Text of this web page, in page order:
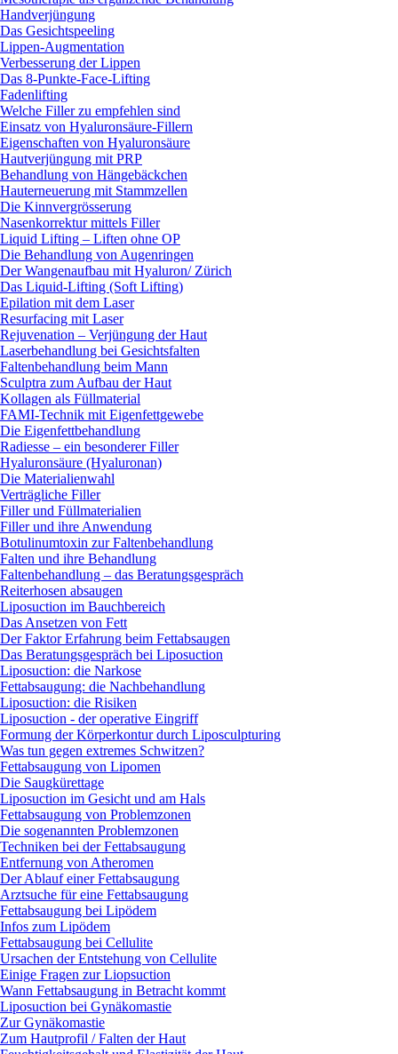
Handverjüngung
Das Gesichtspeeling
Lippen-Augmentation
Verbesserung der Lippen
Das 8-Punkte-Face-Lifting
Fadenlifting
Welche Filler zu empfehlen sind
Einsatz von Hyaluronsäure-Fillern
Eigenschaften von Hyaluronsäure
Hautverjüngung mit PRP
Behandlung von Hängebäckchen
Hauterneuerung mit Stammzellen
Die Kinnvergrösserung
Nasenkorrektur mittels Filler
Liquid Lifting – Liften ohne OP
Die Behandlung von Augenringen
Der Wangenaufbau mit Hyaluron/ Zürich
Das Liquid-Lifting (Soft Lifting)
Epilation mit dem Laser
Resurfacing mit Laser
Rejuvenation – Verjüngung der Haut
Laserbehandlung bei Gesichtsfalten
Faltenbehandlung beim Mann
Sculptra zum Aufbau der Haut
Kollagen als Füllmaterial
FAMI-Technik mit Eigenfettgewebe
Die Eigenfettbehandlung
Radiesse – ein besonderer Filler
Hyaluronsäure (Hyaluronan)
Die Materialienwahl
Verträgliche Filler
Filler und Füllmaterialien
Filler und ihre Anwendung
Botulinumtoxin zur Faltenbehandlung
Falten und ihre Behandlung
Faltenbehandlung – das Beratungsgespräch
Reiterhosen absaugen
Liposuction im Bauchbereich
Das Ansetzen von Fett
Der Faktor Erfahrung beim Fettabsaugen
Das Beratungsgespräch bei Liposuction
Liposuction: die Narkose
Fettabsaugung: die Nachbehandlung
Liposuction: die Risiken
Liposuction - der operative Eingriff
Formung der Körperkontur durch Liposculpturing
Was tun gegen extremes Schwitzen?
Fettabsaugung von Lipomen
Die Saugkürettage
Liposuction im Gesicht und am Hals
Fettabsaugung von Problemzonen
Die sogenannten Problemzonen
Techniken bei der Fettabsaugung
Entfernung von Atheromen
Der Ablauf einer Fettabsaugung
Arztsuche für eine Fettabsaugung
Fettabsaugung bei Lipödem
Infos zum Lipödem
Fettabsaugung bei Cellulite
Ursachen der Entstehung von Cellulite
Einige Fragen zur Liopsuction
Wann Fettabsaugung in Betracht kommt
Liposuction bei Gynäkomastie
Zur Gynäkomastie
Zum Hautprofil / Falten der Haut